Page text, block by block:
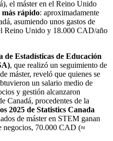
el máster en el Reino Unido
más rápido: aproximadamente
asumiendo unos gastos de
Reino Unido y 18.000 CAD/año
de Estadísticas de Educación
, que realizó un seguimiento de
máster, reveló que quienes se
un salario medio de
y gestión alcanzaron
Canadá, procedentes de la
2025 de Statistics Canada
de máster en STEM ganan
negocios, 70.000 CAD (≈